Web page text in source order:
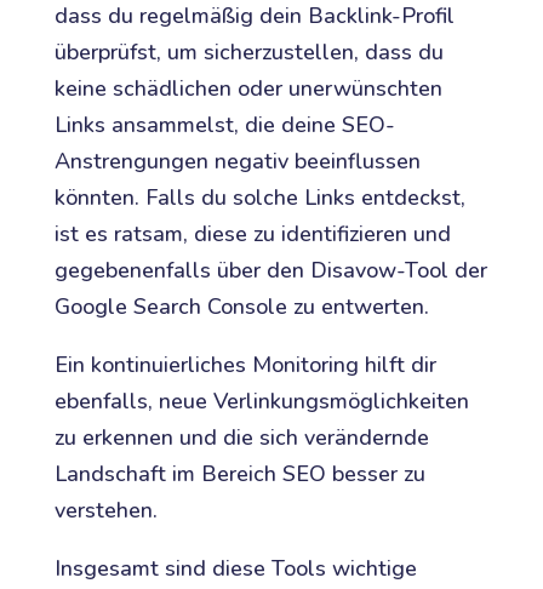
dass du regelmäßig dein Backlink-Profil
überprüfst, um sicherzustellen, dass du
keine schädlichen oder unerwünschten
Links ansammelst, die deine SEO-
Anstrengungen negativ beeinflussen
könnten. Falls du solche Links entdeckst,
ist es ratsam, diese zu identifizieren und
gegebenenfalls über den Disavow-Tool der
Google Search Console zu entwerten.
Ein kontinuierliches Monitoring hilft dir
ebenfalls, neue Verlinkungsmöglichkeiten
zu erkennen und die sich verändernde
Landschaft im Bereich SEO besser zu
verstehen.
Insgesamt sind diese Tools wichtige